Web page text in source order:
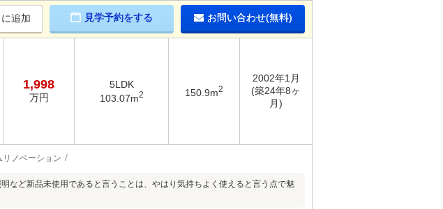
追加 見学予約をする お問い合わせ(無料)
1,998
万円
5LDK
103.07m2 150.9m2
2002年1月
(築24年8ヶ
月)
リノベーション
など新品未使用であると言うことは、やはり気持ちよく使えると言う点で魅